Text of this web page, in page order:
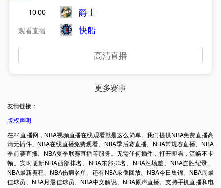
10:00
观看直播
爵士
快船
高清直播
更多赛事
友情链接：
版权声明
在24直播网，NBA视频直播在线观看就是这么简单。我们提供NBA免费直播高
清无插件、NBA在线直播免费观看、NBA季后赛直播、NBA常规赛直播、NBA
季前赛直播、NBA夏季联赛直播等服务。无需任何插件，打开即看，流畅不卡
顿。实时更新NBA西部排名、NBA东部排名、NBA胜场差、NBA连胜纪录、
NBA最新赛程、NBA伤病名单。还有NBA录像回放、NBA今日集锦、NBA周最
佳球员、NBA月最佳球员、NBA中文解说、NBA原声直播。支持手机直播和电